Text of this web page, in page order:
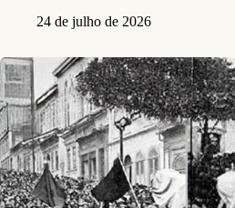
24 de julho de 2026